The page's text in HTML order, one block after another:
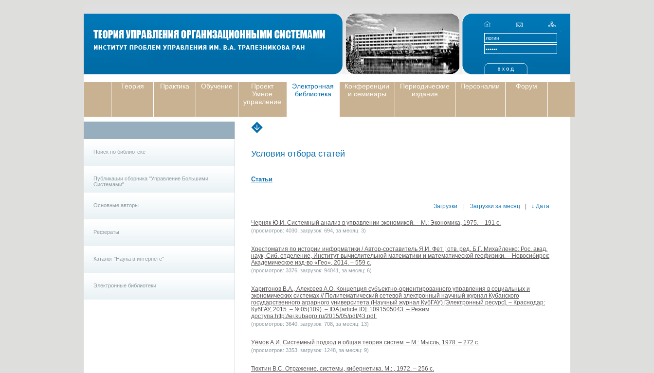
Теория Практика Обучение
Проект
Умное
управление
Электронная
библиотека
Конференции
и семинары
Периодические
издания
Персоналии Форум
Поиск по библиотеке
Публикации сборника "Управление Большими
Системами"
Основные авторы
Рефераты
Каталог "Наука в интернете"
Электронные библиотеки
Условия отбора статей
Статьи
Загрузки Загрузки за месяц ↓ Дата
Черняк Ю.И. Системный анализ в управлении экономикой. – М.: Экономика, 1975. – 191 с.
(просмотров: 4030, загрузок: 694, за месяц: 3)
Хрестоматия по истории информатики / Автор-составитель Я.И. Фет ; отв. ред. Б.Г. Михайленко; Рос. акад.
наук, Сиб. отделение, Институт вычислительной математики и математической геофизики. – Новосибирск:
Академическое изд-во «Гео», 2014. – 559 с.
(просмотров: 3376, загрузок: 94041, за месяц: 6)
Харитонов В.А., Алексеев А.О. Концепция субъектно-ориентированного управления в социальных и
экономических системах // Политематический сетевой электронный научный журнал Кубанского
государственного аграрного университета (Научный журнал КубГАУ) [Электронный ресурс]. – Краснодар:
КубГАУ, 2015. – №05(109). – IDA [article ID]: 1091505043. – Режим
доступа:http://ej.kubagro.ru/2015/05/pdf/43.pdf.
(просмотров: 3640, загрузок: 708, за месяц: 13)
Уёмов А.И. Системный подход и общая теория систем. – М.: Мысль, 1978. – 272 с.
(просмотров: 3353, загрузок: 1248, за месяц: 9)
Тюхтин В.С. Отражение, системы, кибернетика. М.: , 1972. – 256 с.